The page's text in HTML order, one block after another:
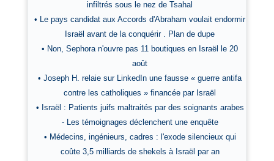
infiltrés sous le nez de Tsahal
• Le pays candidat aux Accords d'Abraham voulait endormir
Israël avant de la conquérir . Plan de dupe
• Non, Sephora n'ouvre pas 11 boutiques en Israël le 20
août
• Joseph H. relaie sur LinkedIn une fausse « guerre antifa
contre les catholiques » financée par Israël
• Israël : Patients juifs maltraités par des soignants arabes
- Les témoignages déclenchent une enquête
• Médecins, ingénieurs, cadres : l'exode silencieux qui
coûte 3,5 milliards de shekels à Israël par an